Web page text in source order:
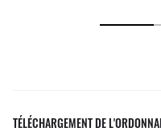
TÉLÉCHARGEMENT DE